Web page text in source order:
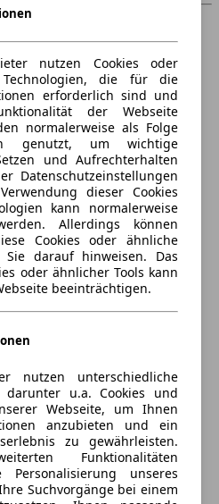
nutzen Cookies oder
die für die
erforderlich sind und
der Webseite
normalerweise als Folge
genutzt, um wichtige
und Aufrechterhalten
Datenschutzeinstellungen
dieser Cookies
kann normalerweise
Allerdings können
Cookies oder ähnliche
darauf hinweisen. Das
oder ähnlicher Tools kann
beeinträchtigen.
nutzen unterschiedliche
darunter u.a. Cookies und
Webseite, um Ihnen
anzubieten und ein
zu gewährleisten.
Funktionalitäten
unseres
Suchvorgänge bei einem